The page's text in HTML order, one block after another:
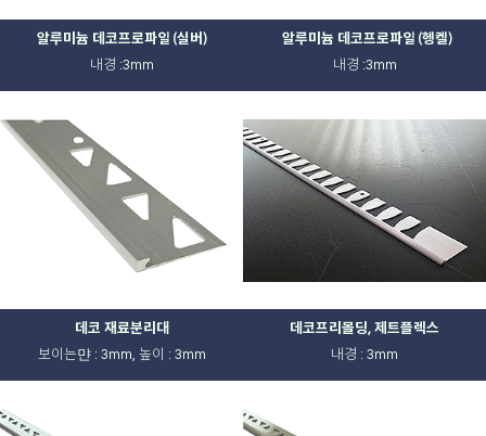
알루미늄 데코프로파일 (실버)
내경 :3mm
알루미늄 데코프로파일 (헹켈)
내경 :3mm
데코 재료분리대
보이는먄 : 3mm, 높이 : 3mm
데코프리몰딩, 제트플렉스
내경 : 3mm